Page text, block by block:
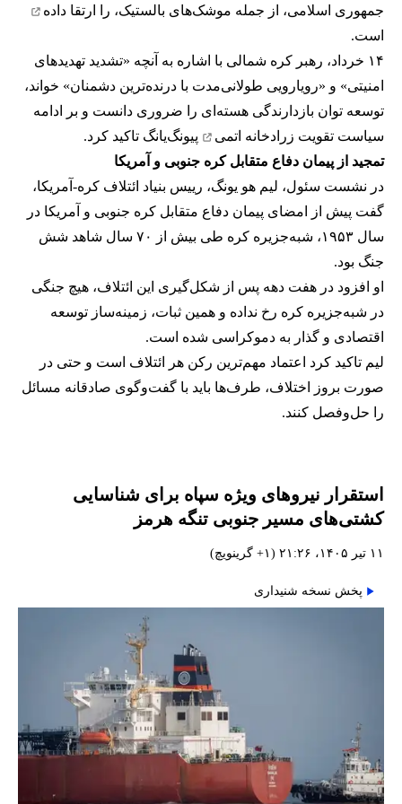
جمهوری اسلامی، از جمله موشک‌های بالستیک، را
ارتقا داده
است.
۱۴ خرداد، رهبر کره شمالی با اشاره به آنچه «تشدید تهدیدهای
امنیتی» و «رویارویی طولانی‌مدت با درنده‌ترین دشمنان» خواند،
توسعه توان بازدارندگی هسته‌ای را ضروری دانست و بر ادامه
سیاست تقویت زرادخانه اتمی
پیونگ‌یانگ تاکید کرد.
تمجید از پیمان دفاع متقابل کره جنوبی و آمریکا
در نشست سئول، لیم هو یونگ، رییس بنیاد ائتلاف کره-آمریکا،
گفت پیش از امضای پیمان دفاع متقابل کره جنوبی و آمریکا در
سال ۱۹۵۳، شبه‌جزیره کره طی بیش از ۷۰ سال شاهد شش
جنگ بود.
او افزود در هفت دهه پس از شکل‌گیری این ائتلاف، هیچ جنگی
در شبه‌جزیره کره رخ نداده و همین ثبات، زمینه‌ساز توسعه
اقتصادی و گذار به دموکراسی شده است.
لیم تاکید کرد اعتماد مهم‌ترین رکن هر ائتلاف است و حتی در
صورت بروز اختلاف، طرف‌ها باید با گفت‌وگوی صادقانه مسائل
را حل‌وفصل کنند.
استقرار نیروهای ویژه سپاه برای شناسایی
کشتی‌های مسیر جنوبی تنگه هرمز
۱۱ تیر ۱۴۰۵، ۲۱:۲۶ (‎+۱ گرینویچ)
پخش نسخه شنیداری